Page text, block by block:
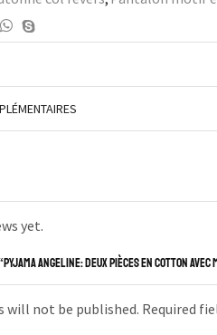
yet.
ANGELINE: DEUX PIÈCES EN COTTON AVEC
will not be published. Required